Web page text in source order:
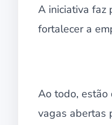
A iniciativa faz
fortalecer a
Ao todo, estão
vagas abertas